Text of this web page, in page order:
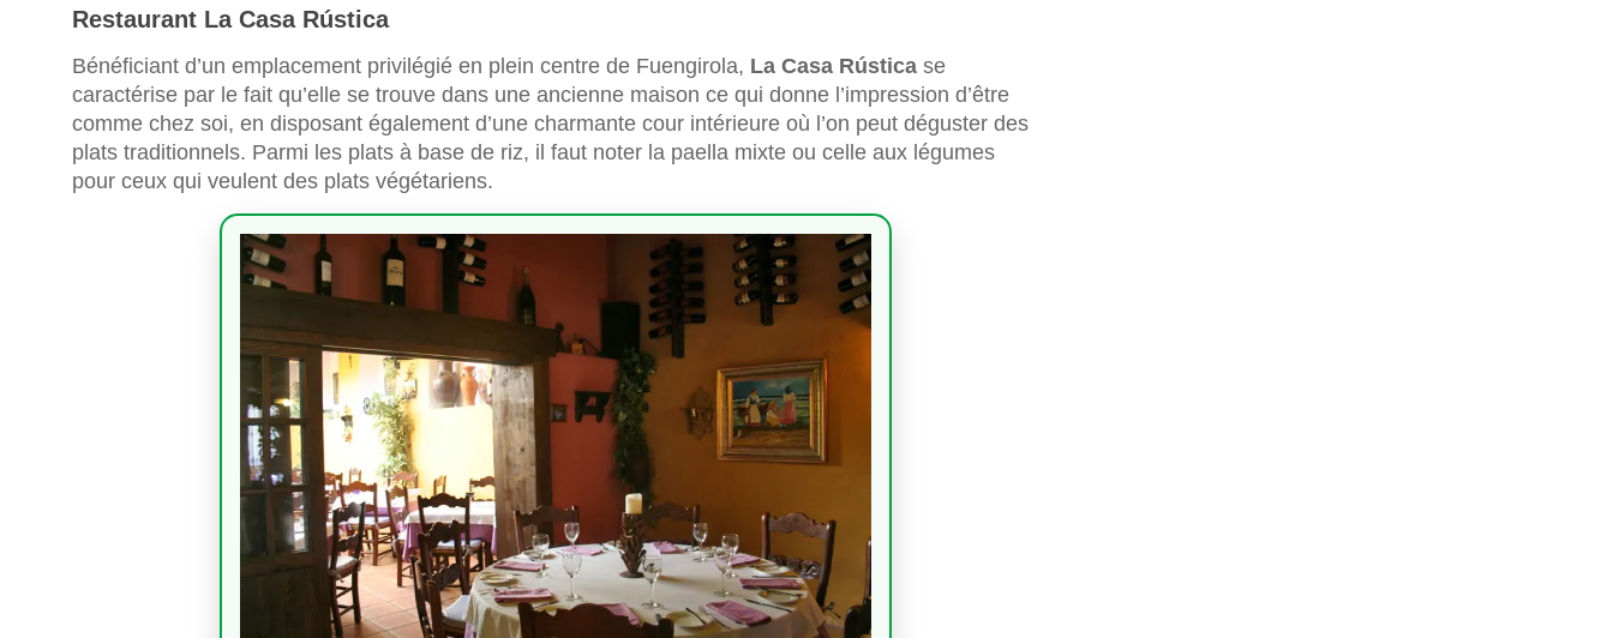
Restaurant La Casa Rústica
Bénéficiant d’un emplacement privilégié en plein centre de Fuengirola, La Casa Rústica se
caractérise par le fait qu’elle se trouve dans une ancienne maison ce qui donne l’impression d’être
comme chez soi, en disposant également d’une charmante cour intérieure où l’on peut déguster des
plats traditionnels. Parmi les plats à base de riz, il faut noter la paella mixte ou celle aux légumes
pour ceux qui veulent des plats végétariens.